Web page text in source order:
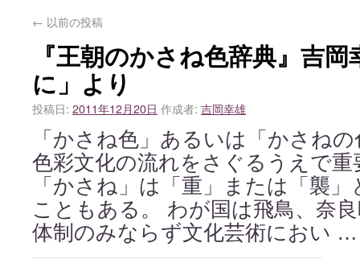
← 以前の投稿
『王朝のかさね色辞典』吉
に」より
投稿日: 2011年12月20日 作成者: 吉岡幸雄
「かさね色」あるいは「かさね
色彩文化の流れをさぐるうえで
「かさね」は「重」または「襲
こともある。 わが国は飛鳥、奈
体制のみならず文化芸術におい